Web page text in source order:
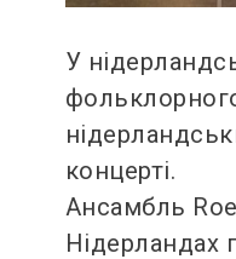
У
концерті.
Ансамбль
Нідерландах